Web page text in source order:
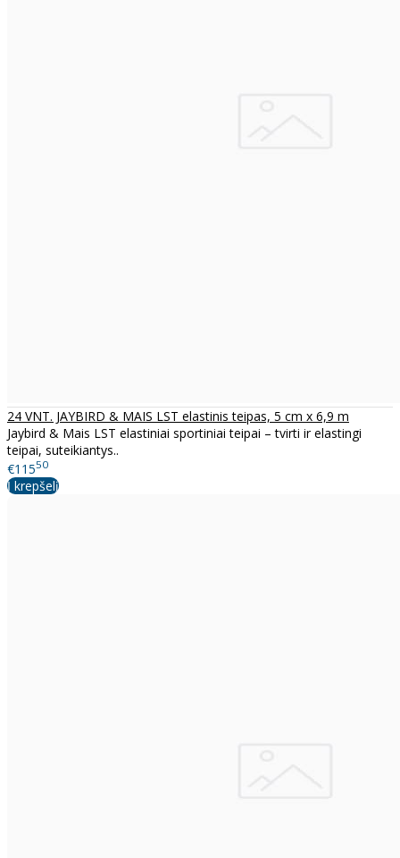
24 VNT. JAYBIRD & MAIS LST elastinis teipas, 5 cm x 6,9 m
Jaybird & Mais LST elastiniai sportiniai teipai – tvirti ir elastingi
teipai, suteikiantys..
€11550
Į krepšelį